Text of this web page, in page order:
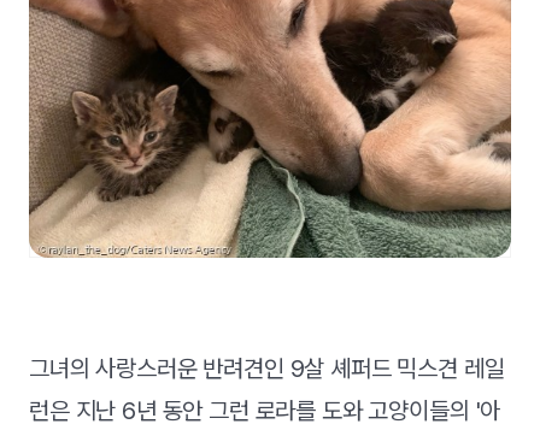
그녀의 사랑스러운 반려견인 9살 셰퍼드 믹스견 레일
런은 지난 6년 동안 그런 로라를 도와 고양이들의 '아